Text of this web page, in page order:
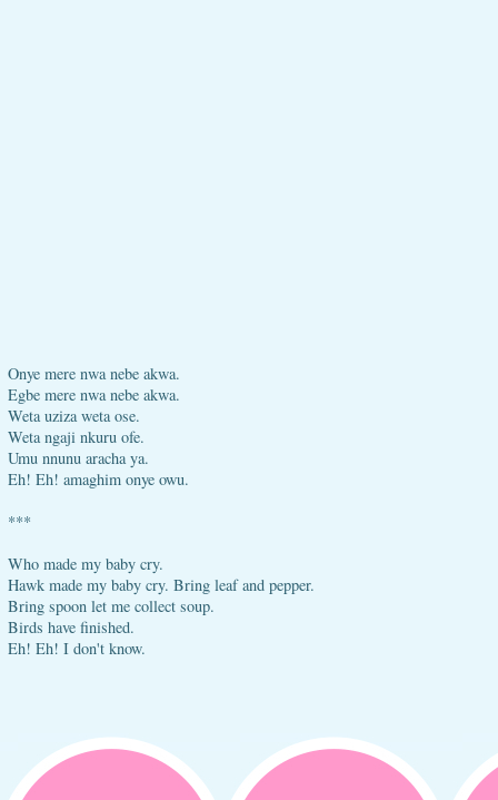
Onye mere nwa nebe akwa.
Egbe mere nwa nebe akwa.
Weta uziza weta ose.
Weta ngaji nkuru ofe.
Umu nnunu aracha ya.
Eh! Eh! amaghim onye owu.
***
Who made my baby cry.
Hawk made my baby cry. Bring leaf and pepper.
Bring spoon let me collect soup.
Birds have finished.
Eh! Eh! I don't know.